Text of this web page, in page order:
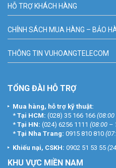
HỖ TRỢ KHÁCH HÀNG
CHÍNH SÁCH MUA HÀNG – BẢO
THÔNG TIN VUHOANGTELECOM
TỔNG ĐÀI HỖ TRỢ
Mua hàng, hỗ trợ kỹ thuật:
* Tại HCM: (028) 35 166 166 (08:00
* Tại HN: (024) 6256 1111 (08:00 –
* Tại Nha Trang: 0915 810 810
Khiếu nại, CSKH: 0902 51 53 55
KHU VỰC MIỀN NAM